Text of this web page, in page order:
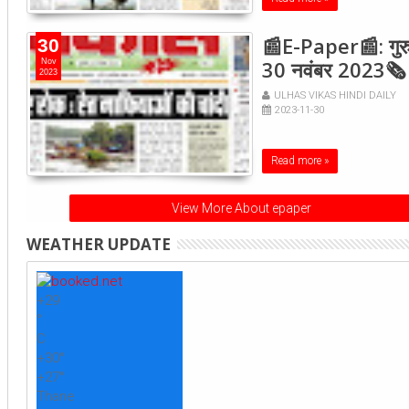
30
Nov
2023
📰E-Paper📰:
30 नवंबर 2023🗞
ULHAS VIKAS HINDI DAILY
2023-11-30
Read more »
View More About epaper
WEATHER UPDATE
+29
°
C
+30°
+27°
Thane